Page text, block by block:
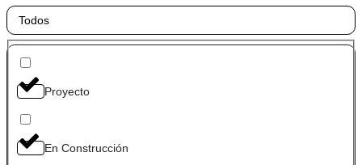
Todos
Proyecto
En Construcción